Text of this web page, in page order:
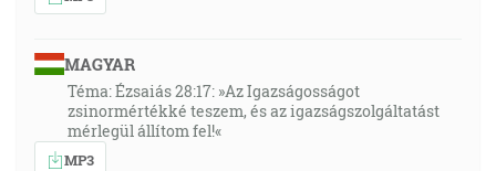
MAGYAR
Téma: Ézsaiás 28:17: »Az Igazságosságot
zsinormértékké teszem, és az igazságszolgáltatást
mérlegül állítom fel!«
MP3